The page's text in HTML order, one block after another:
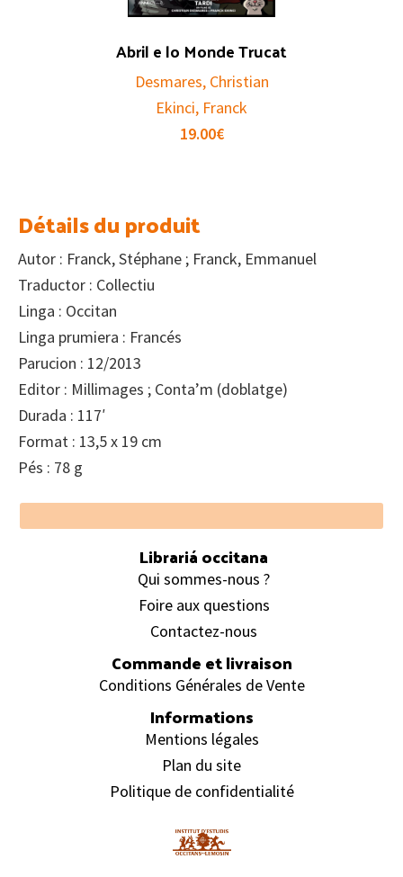
Abril e lo Monde Trucat
Desmares, Christian
Ekinci, Franck
19.00€
Détails du produit
Autor : Franck, Stéphane ; Franck, Emmanuel
Traductor : Collectiu
Linga : Occitan
Linga prumiera : Francés
Parucion : 12/2013
Editor : Millimages ; Conta’m (doblatge)
Durada : 117′
Format : 13,5 x 19 cm
Pés : 78 g
Footer
Librariá occitana
Qui sommes-nous ?
Foire aux questions
Contactez-nous
Commande et livraison
Conditions Générales de Vente
Informations
Mentions légales
Plan du site
Politique de confidentialité